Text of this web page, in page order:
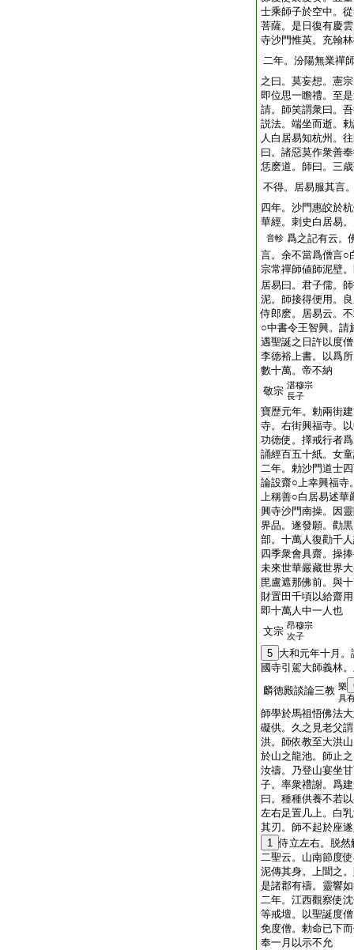
士乘師子於空中。
菩薩。是日復有慶
寺沙門惟英。充翰
二年。汾陽無業禪
之曰。莫妄想。憲
即位思一瞻禮。至
請。師笑謂衆曰。
説法。端坐而逝。
人白居易知杭州。
曰。諸惡莫作衆善
恁麽道。師曰。三
不得。居易服其言
四年。沙門惠皎於
華經。刺史白居易
音軫 爲之記有云。
言。余不當爲僧言○
宗常禪師値師泥壁
居易曰。君子儒。
泥。師接得便用。
侍郎麽。居易云。
○中書令王智興。請
遇聖誕之日許以度
李徳裕上書。以爲
數十萬。帝不納
敬宗 湛穆宗
長子
寶歴元年。勅兩街
寺。右街興福寺。
功徳使。擇戒行者
誦經百五十紙。女
二年。勅沙門道士
論設齋○上幸興福寺
上稱善○白居易述華
興寺沙門南操。因
界品。遂發願。勸
部。十萬人復勸千
四季衆會具齋。操
未來世華嚴藏世界
毘盧遮那佛前。與
財置田千頃以給齋
即十萬人中一人也
文宗 昂穆宗
次子
5 大和元年十月
國寺引駕大師義林
麟徳殿談論三教 樂
具
師學於馬祖悟佛法
礙供。久之見老父
洪。師依教至大洪
於山之龍池。師止
汝禱。乃登山宴坐
子。率衆禮謝。爲
曰。種種供養不若
左右足置几上。白
其刃。師不起於座
1 侍立左右。脱
二聖云。山南節度
泥傳其身。上聞之
是諸郡有禱。靈響
二年。江西觀察使
等戒壇。以聖誕度
免度僧。勅命已下
奉一月以示不允